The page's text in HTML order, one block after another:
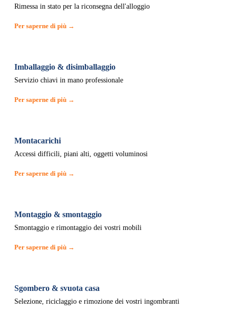
Rimessa in stato per la riconsegna dell'alloggio
Per saperne di più →
Imballaggio & disimballaggio
Servizio chiavi in mano professionale
Per saperne di più →
Montacarichi
Accessi difficili, piani alti, oggetti voluminosi
Per saperne di più →
Montaggio & smontaggio
Smontaggio e rimontaggio dei vostri mobili
Per saperne di più →
Sgombero & svuota casa
Selezione, riciclaggio e rimozione dei vostri ingombranti